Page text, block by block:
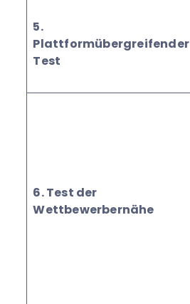
5.
Plattformübergreifender
Test
6. Test der
Wettbewerbernähe